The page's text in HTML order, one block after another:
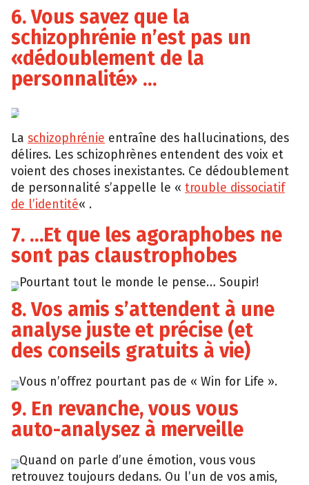
6. Vous savez que la
schizophrénie n’est pas un
«dédoublement de la
personnalité» …
La schizophrénie entraîne des hallucinations, des
délires. Les schizophrènes entendent des voix et
voient des choses inexistantes. Ce dédoublement
de personnalité s’appelle le « trouble dissociatif
de l’identité« .
7. …Et que les agoraphobes ne
sont pas claustrophobes
Pourtant tout le monde le pense… Soupir!
8. Vos amis s’attendent à une
analyse juste et précise (et
des conseils gratuits à vie)
Vous n’offrez pourtant pas de « Win for Life ».
9. En revanche, vous vous
auto-analysez à merveille
Quand on parle d’une émotion, vous vous
retrouvez toujours dedans. Ou l’un de vos amis,